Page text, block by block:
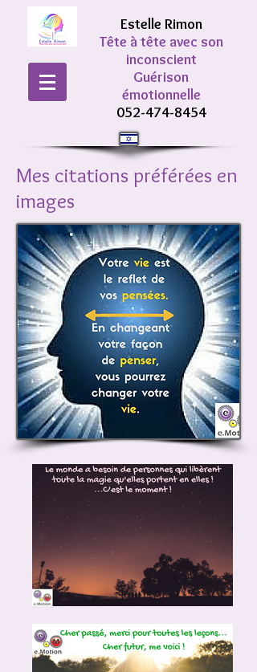
Estelle Rimon
Tête à tête avec son
inconscient
Guérison
émotionnelle
052-474-8454
Mes citations préférées en
images